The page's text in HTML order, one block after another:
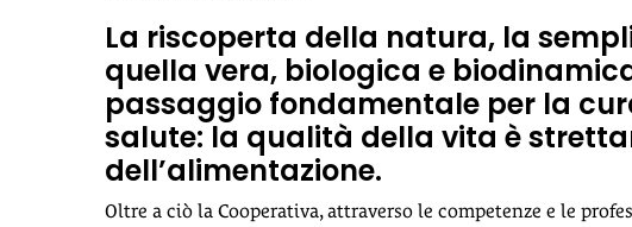
La riscoperta della natura, la
quella vera, biologica e
passaggio fondamentale per la
salute: la qualità della vita è
dell’alimentazione.
Oltre a ciò la Cooperativa, attraverso le competenze e le